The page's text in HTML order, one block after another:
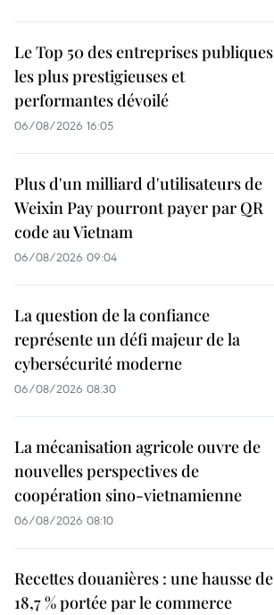
Le Top 50 des entreprises publiques
les plus prestigieuses et
performantes dévoilé
06/08/2026 16:05
Plus d'un milliard d'utilisateurs de
Weixin Pay pourront payer par QR
code au Vietnam
06/08/2026 09:04
La question de la confiance
représente un défi majeur de la
cybersécurité moderne
06/08/2026 08:30
La mécanisation agricole ouvre de
nouvelles perspectives de
coopération sino-vietnamienne
06/08/2026 08:10
Recettes douanières : une hausse de
18,7 % portée par le commerce